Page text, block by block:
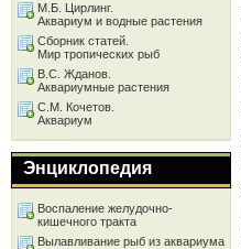
М.Б. Цирлинг.
Аквариум и водные растения
Сборник статей.
Мир тропических рыб
В.С. Жданов.
Аквариумные растения
С.М. Кочетов.
Аквариум
Энциклопедия
Воспаление желудочно-
кишечного тракта
Вылавливание рыб из аквариума